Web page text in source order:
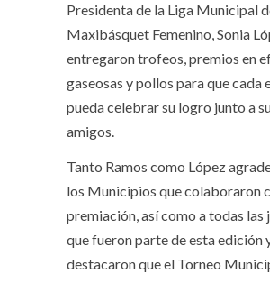
Presidenta de la Liga Municipal
Maxibásquet Femenino, Sonia
entregaron trofeos, premios en
gaseosas y pollos para que cada
pueda celebrar su logro junto a
amigos.
Tanto Ramos como López
los Municipios que colaboraron
premiación, así como a todas las
que fueron parte de esta edición
destacaron que el Torneo